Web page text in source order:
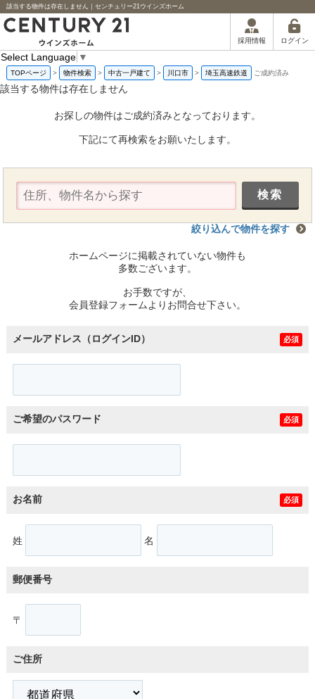
該当する物件は存在しません｜センチュリー21ウインズホーム
採用情報 ログイン
Select Language ▼
TOPページ > 物件検索 > 中古一戸建て > 川口市 > 埼玉高速鉄道 ご成約済み
該当する物件は存在しません
お探しの物件はご成約済みとなっております。
下記にて再検索をお願いたします。
絞り込んで物件を探す
ホームページに掲載されていない物件も
多数ございます。
お手数ですが、
会員登録フォームよりお問合せ下さい。
メールアドレス（ログインID） 必須
ご希望のパスワード 必須
お名前 必須
姓 名
郵便番号
〒
ご住所